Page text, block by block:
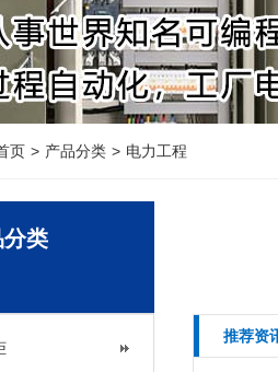
页 > 产品分类 > 电力工程
分类
推荐资